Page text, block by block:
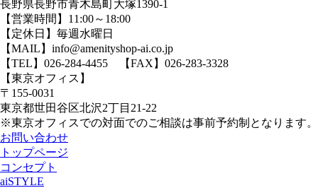
長野県長野市青木島町大塚1390-1
【営業時間】11:00～18:00
【定休日】毎週水曜日
【MAIL】info@amenityshop-ai.co.jp
【TEL】 026-284-4455 【FAX】026-283-3328
【東京オフィス】
〒155-0031
東京都世田谷区北沢2丁目21-22
※東京オフィスでの対面でのご相談は事前予約制となります。
お問い合わせ
トップページ
コンセプト
aiSTYLE